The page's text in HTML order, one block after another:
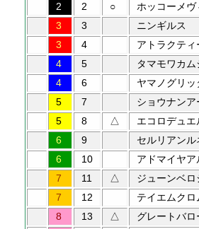
2
2 ○ ホッコーメヴ
3
3 ニンギルス
3
4 アトラクティ
4
5 タマモワカム
4
6 ヤマノグリッ
5
7 ショウナンア
5
8 △ エコロデュエ
6
9 セルリアンル
6
10 アドマイヤア
7
11 △ ジューンベロ
7
12 テイエムクロ
8
13 △ グレートバロ